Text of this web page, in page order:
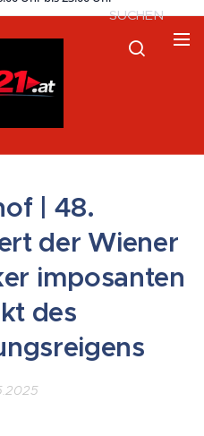
SUCHEN
| 48.
der Wiener
imposanten
des